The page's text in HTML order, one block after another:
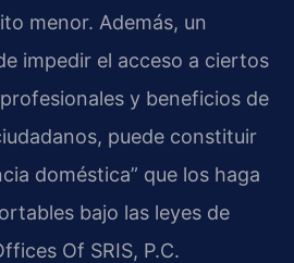
menor. Además, un
impedir el acceso a ciertos
y beneficios de
puede constituir
doméstica” que los haga
bajo las leyes de
Of SRIS, P.C.